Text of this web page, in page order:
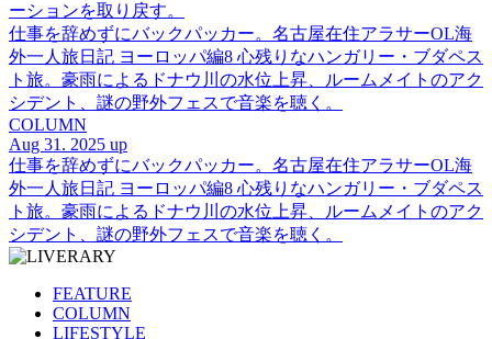
ーションを取り戻す。
仕事を辞めずにバックパッカー。名古屋在住アラサーOL海
外一人旅日記 ヨーロッパ編8 心残りなハンガリー・ブダペス
ト旅。豪雨によるドナウ川の水位上昇、ルームメイトのアク
シデント、謎の野外フェスで音楽を聴く。
COLUMN
Aug 31. 2025 up
仕事を辞めずにバックパッカー。名古屋在住アラサーOL海
外一人旅日記 ヨーロッパ編8 心残りなハンガリー・ブダペス
ト旅。豪雨によるドナウ川の水位上昇、ルームメイトのアク
シデント、謎の野外フェスで音楽を聴く。
FEATURE
COLUMN
LIFESTYLE